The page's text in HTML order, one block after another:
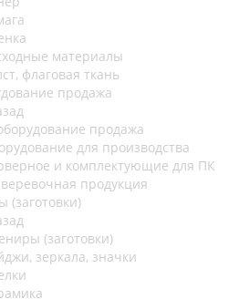
материалы
флаговая ткань
продажа
продажа
для производства
и комплектующие для ПК
продукция
(заготовки)
(заготовки)
зеркала, значки